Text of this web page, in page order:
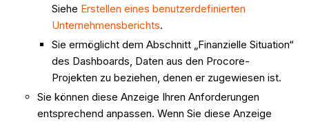
Siehe Erstellen eines benutzerdefinierten
Unternehmensberichts.
Sie ermöglicht dem Abschnitt „Finanzielle Situation“
des Dashboards, Daten aus den Procore-
Projekten zu beziehen, denen er zugewiesen ist.
Sie können diese Anzeige Ihren Anforderungen
entsprechend anpassen. Wenn Sie diese Anzeige